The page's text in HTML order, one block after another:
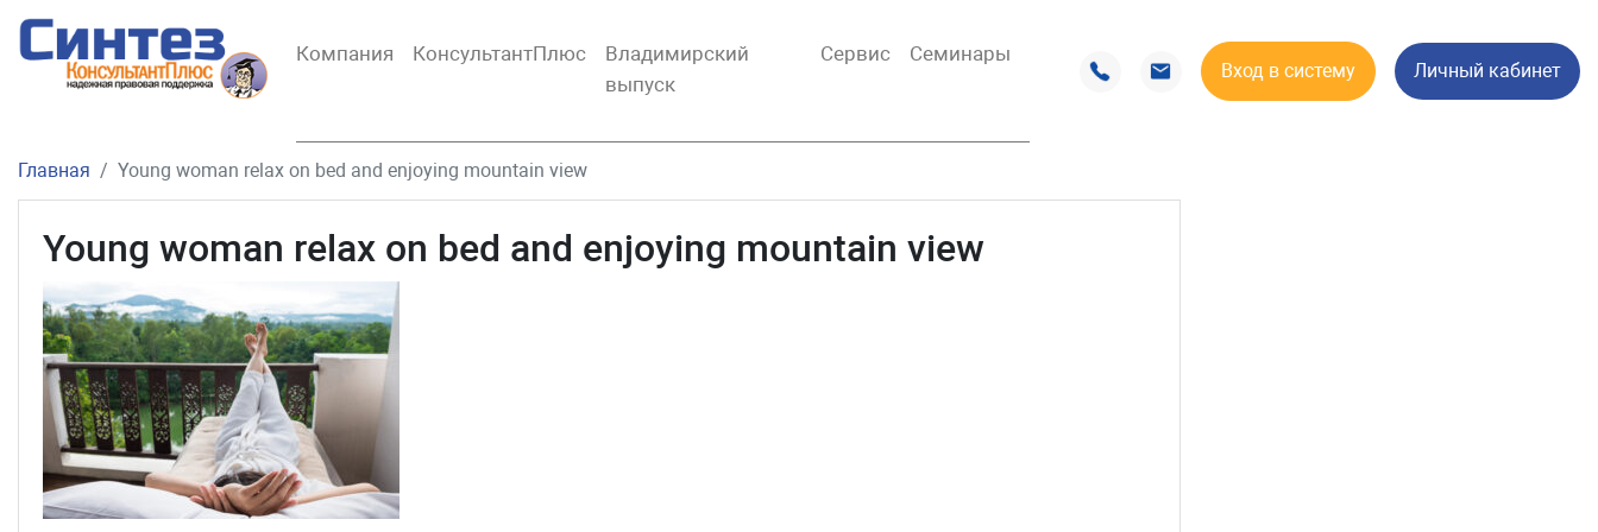
Компания КонсультантПлюс
Владимирский
выпуск
Сервис Семинары
Вход в систему Личный кабинет
Главная Young woman relax on bed and enjoying mountain view
Young woman relax on bed and enjoying mountain view